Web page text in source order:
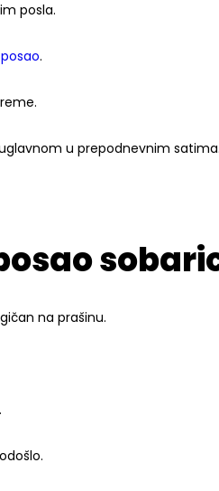
posla.
.
u prepodnevnim satima.
na prašinu.